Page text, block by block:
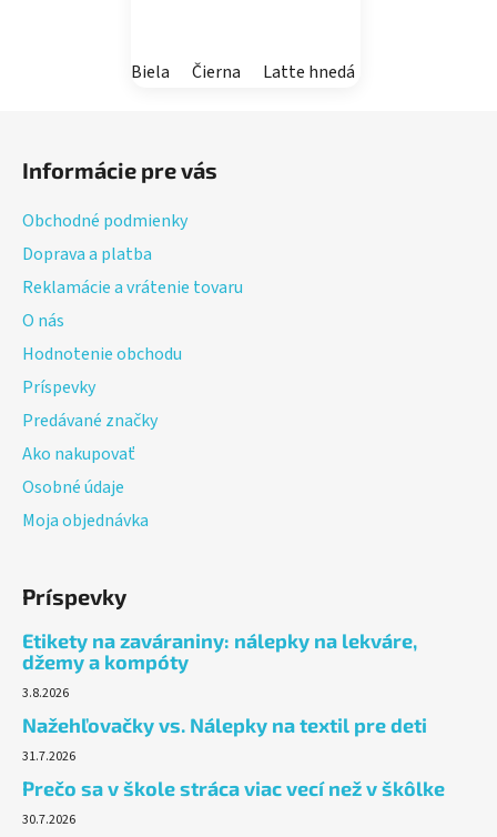
Biela Čierna Latte hnedá
Informácie pre vás
Obchodné podmienky
Doprava a platba
Reklamácie a vrátenie tovaru
O nás
Hodnotenie obchodu
Príspevky
Predávané značky
Ako nakupovať
Osobné údaje
Moja objednávka
Príspevky
Etikety na zaváraniny: nálepky na lekváre,
džemy a kompóty
3.8.2026
Nažehľovačky vs. Nálepky na textil pre deti
31.7.2026
Prečo sa v škole stráca viac vecí než v škôlke
30.7.2026